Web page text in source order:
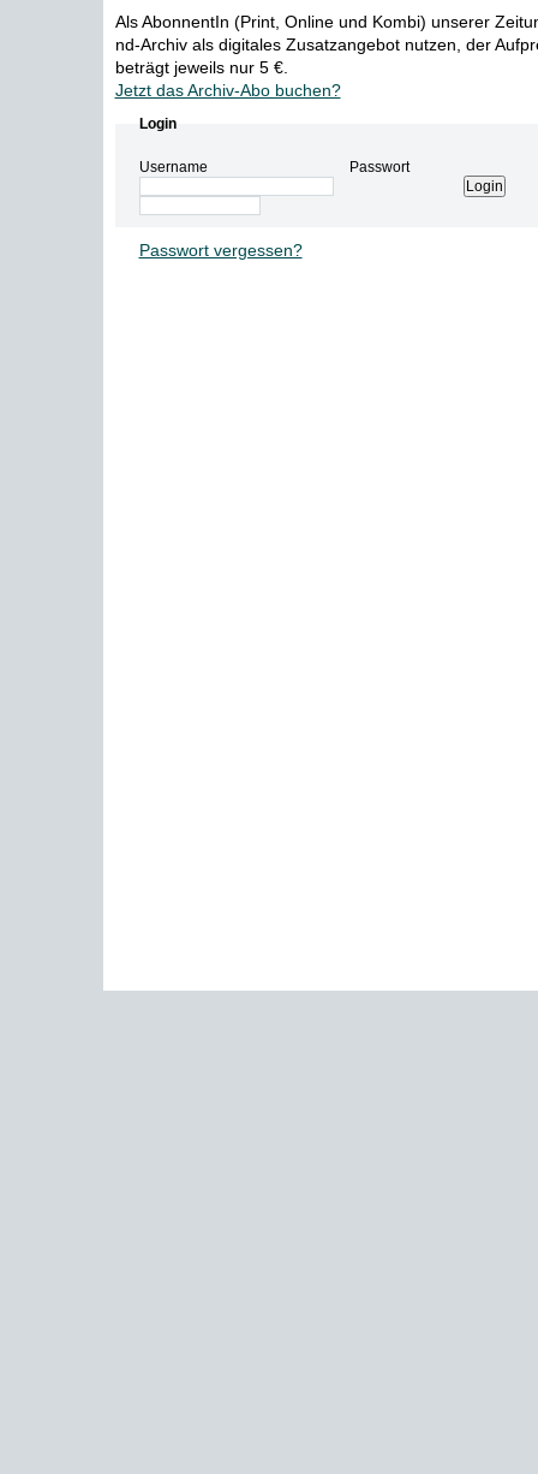
Als AbonnentIn (Print, Online und Kombi) unserer
nd-Archiv als digitales Zusatzangebot nutzen, der
beträgt jeweils nur 5 €.
Jetzt das Archiv-Abo buchen?
Login
Username Passwort
Passwort vergessen?